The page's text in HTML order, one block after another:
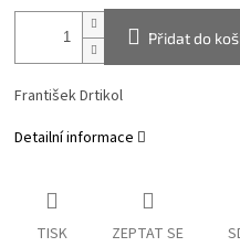
Přidat do
František Drtikol
Detailní informace
TISK ZEPTAT SE